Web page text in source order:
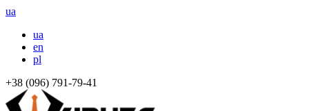
ua
ua
en
pl
+38 (096) 791-79-41